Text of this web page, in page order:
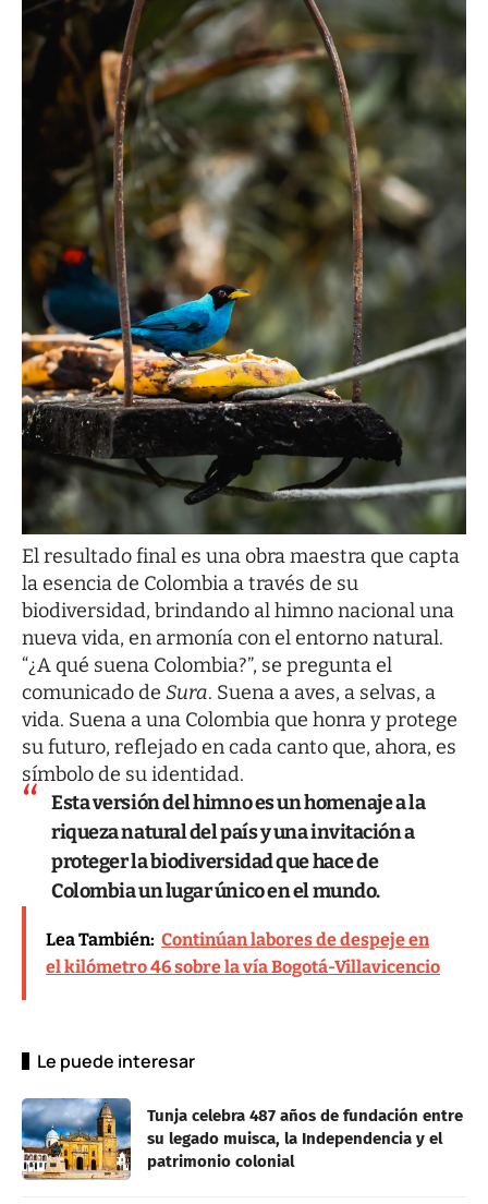
El resultado final es una obra maestra que capta
la esencia de Colombia a través de su
biodiversidad, brindando al himno nacional una
nueva vida, en armonía con el entorno natural.
“¿A qué suena Colombia?”, se pregunta el
comunicado de Sura. Suena a aves, a selvas, a
vida. Suena a una Colombia que honra y protege
su futuro, reflejado en cada canto que, ahora, es
símbolo de su identidad.
Esta versión del himno es un homenaje a la
riqueza natural del país y una invitación a
proteger la biodiversidad que hace de
Colombia un lugar único en el mundo.
Lea También: Continúan labores de despeje en
el kilómetro 46 sobre la vía Bogotá-Villavicencio
Le puede interesar
Tunja celebra 487 años de fundación entre
su legado muisca, la Independencia y el
patrimonio colonial